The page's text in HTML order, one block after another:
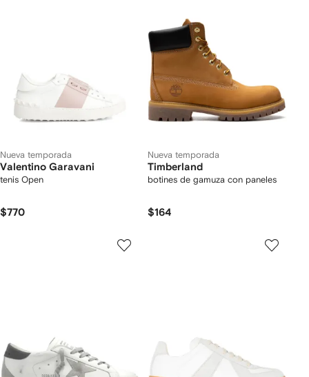
Nueva temporada
Valentino Garavani
tenis Open
$770
Nueva temporada
Timberland
botines de gamuza con paneles
$164